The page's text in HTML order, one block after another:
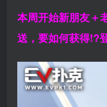
本周开始新朋友＋
送，要如何获得!?